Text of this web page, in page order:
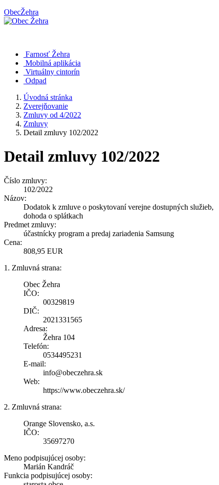
ObecŽehra
Farnosť Žehra
Mobilná aplikácia
Virtuálny cintorín
Odpad
Úvodná stránka
Zverejňovanie
Zmluvy od 4/2022
Zmluvy
Detail zmluvy 102/2022
Detail zmluvy 102/2022
Číslo zmluvy:
102/2022
Názov:
Dodatok k zmluve o poskytovaní verejne dostupných služieb,
dohoda o splátkach
Predmet zmluvy:
účastnícky program a predaj zariadenia Samsung
Cena:
808,95 EUR
1. Zmluvná strana:
Obec Žehra
IČO:
00329819
DIČ:
2021331565
Adresa:
Žehra 104
Telefón:
0534495231
E-mail:
info@obeczehra.sk
Web:
https://www.obeczehra.sk/
2. Zmluvná strana:
Orange Slovensko, a.s.
IČO:
35697270
Meno podpisujúcej osoby:
Marián Kandráč
Funkcia podpisujúcej osoby: